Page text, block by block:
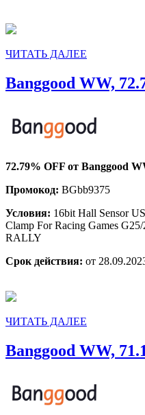
ЧИТАТЬ ДАЛЕЕ
Banggood WW,
72.79% OFF от Banggood
Промокод: BGbb9375
Условия: 16bit Hall Sensor
Clamp For Racing Games
RALLY
Срок действия: от
ЧИТАТЬ ДАЛЕЕ
Banggood WW,